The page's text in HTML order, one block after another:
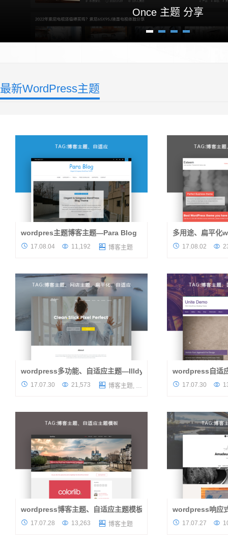
Once 主题 分享
最新WordPress主题
关于主题 今天推荐的是一款WordPress博客
作！ 主题特色 响应和跨浏览器...
wordpres主题博客主题—Para Blog
 17.08.04  11,192  博客主题
客、投资组合或任
多用途、扁平
 17.08.02 
关于主题 今天小编再推荐一款wordpress主
题，它是一个惊人的多用途的WordPress主题
wordpress多功能、自适应主题—Illdy 1.0.35
 17.07.30  21,573  博客主题, 图片主题 网店主题
关于主题 今天继续
Bootstrap 3前端框
wordpress自适
 17.07.30 
关于主题 今天继续来推荐的是一款国外的
wordpress博客主题、自适应主题模板 Sparkling 2.2.0
 17.07.28  13,263  博客主题
关于主题 今天小编
wordpress响应
 17.07.27 